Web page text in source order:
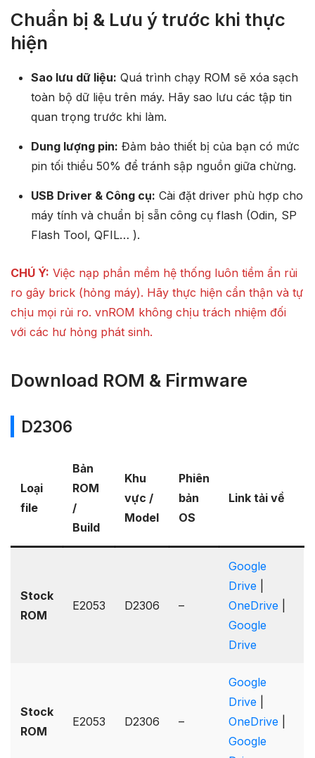
Chuẩn bị & Lưu ý trước khi thực
hiện
Sao lưu dữ liệu: Quá trình chạy ROM sẽ xóa sạch
toàn bộ dữ liệu trên máy. Hãy sao lưu các tập tin
quan trọng trước khi làm.
Dung lượng pin: Đảm bảo thiết bị của bạn có mức
pin tối thiểu 50% để tránh sập nguồn giữa chừng.
USB Driver & Công cụ: Cài đặt driver phù hợp cho
máy tính và chuẩn bị sẵn công cụ flash (Odin, SP
Flash Tool, QFIL… ).
CHÚ Ý: Việc nạp phần mềm hệ thống luôn tiềm ẩn rủi
ro gây brick (hỏng máy). Hãy thực hiện cẩn thận và tự
chịu mọi rủi ro. vnROM không chịu trách nhiệm đối
với các hư hỏng phát sinh.
Download ROM & Firmware
D2306
Loại
file
Bản
ROM
/
Build
Khu
vực /
Model
Phiên
bản
OS
Link tải về
Stock
ROM
E2053 D2306 –
Google
Drive
OneDrive
Google
Drive
Stock
ROM
E2053 D2306 –
Google
Drive|
OneDrive|
Google